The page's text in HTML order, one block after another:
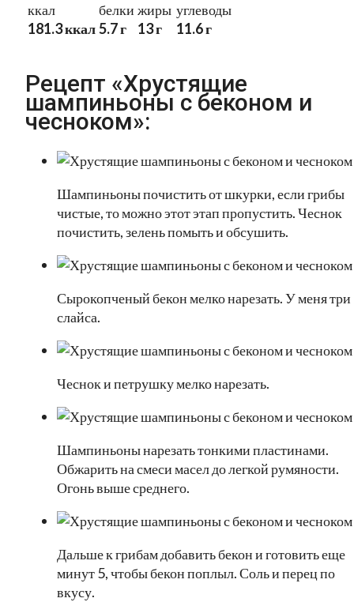
ккал
181.3 ккал
белки
5.7 г
жиры
13 г
углеводы
11.6 г
Рецепт «Хрустящие
шампиньоны с беконом и
чесноком»:
Шампиньоны почистить от шкурки, если грибы
чистые, то можно этот этап пропустить. Чеснок
почистить, зелень помыть и обсушить.
Сырокопченый бекон мелко нарезать. У меня три
слайса.
Чеснок и петрушку мелко нарезать.
Шампиньоны нарезать тонкими пластинами.
Обжарить на смеси масел до легкой румяности.
Огонь выше среднего.
Дальше к грибам добавить бекон и готовить еще
минут 5, чтобы бекон поплыл. Соль и перец по
вкусу.